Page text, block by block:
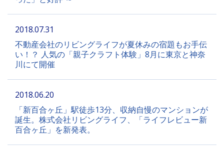
2018.07.31
不動産会社のリビングライフが夏休みの宿題もお手伝
い！？ 人気の「親子クラフト体験」8月に東京と神奈
川にて開催
2018.06.20
「新百合ヶ丘」駅徒歩13分、収納自慢のマンションが
誕生。株式会社リビングライフ、「ライフレビュー新
百合ヶ丘」を新発表。